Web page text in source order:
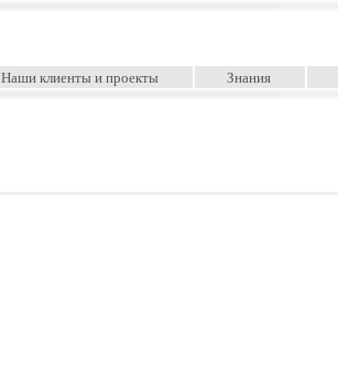
Наши клиенты и проекты Знания